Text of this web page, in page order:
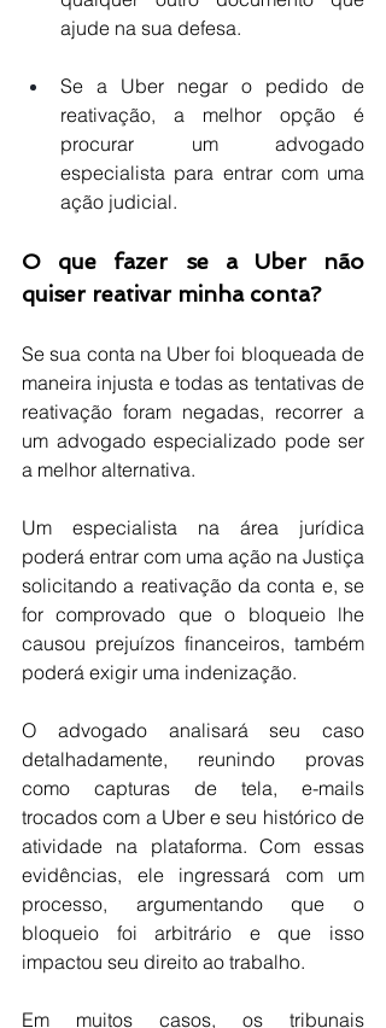
ajude na sua defesa.
Se a Uber negar o pedido de
reativação, a melhor opção é
procurar um advogado
especialista para entrar com uma
ação judicial.
O que fazer se a Uber não
quiser reativar minha conta?
Se sua conta na Uber foi bloqueada de
maneira injusta e todas as tentativas de
reativação foram negadas, recorrer a
um advogado especializado pode ser
a melhor alternativa.
Um especialista na área jurídica
poderá entrar com uma ação na Justiça
solicitando a reativação da conta e, se
for comprovado que o bloqueio lhe
causou prejuízos financeiros, também
poderá exigir uma indenização.
O advogado analisará seu caso
detalhadamente, reunindo provas
como capturas de tela, e-mails
trocados com a Uber e seu histórico de
atividade na plataforma. Com essas
evidências, ele ingressará com um
processo, argumentando que o
bloqueio foi arbitrário e que isso
impactou seu direito ao trabalho.
Em muitos casos, os tribunais